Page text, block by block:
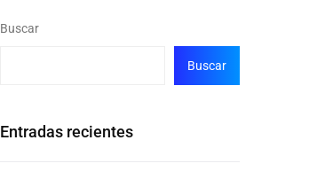
Buscar
Buscar
Entradas recientes